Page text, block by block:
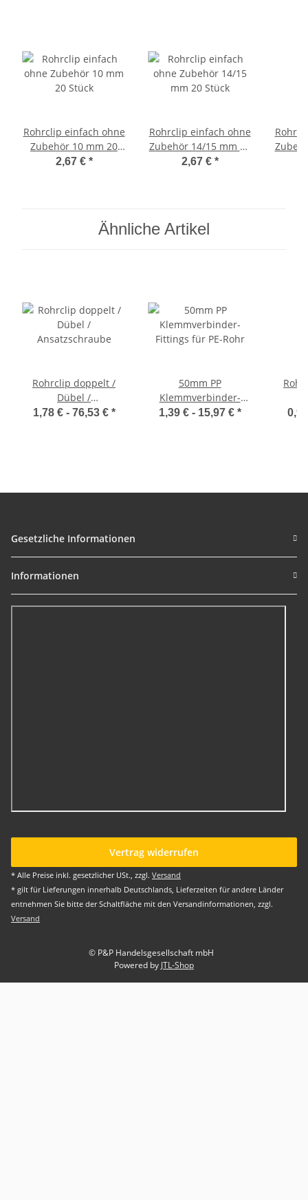
Rohrclip einfach ohne
Zubehör 10 mm 20
Stück
2,67 € *
Rohrclip einfach ohne
Zubehör 14/15 mm 20
Stück
2,67 € *
Ähnliche Artikel
Rohrclip doppelt /
Dübel /
Ansatzschraube
1,78 € - 76,53 € *
50mm PP
Klemmverbinder-
Fittings für PE-Rohr
1,39 € - 15,97 € *
Gesetzliche Informationen
Informationen
Vertrag widerrufen
* Alle Preise inkl. gesetzlicher USt., zzgl. Versand
* gilt für Lieferungen innerhalb Deutschlands, Lieferzeiten für andere Länder
entnehmen Sie bitte der Schaltfläche mit den Versandinformationen, zzgl.
Versand
© P&P Handelsgesellschaft mbH
Powered by JTL-Shop